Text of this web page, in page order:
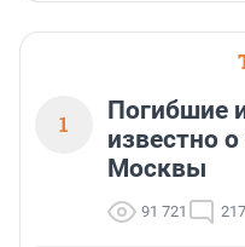
1
Погибшие
известно
Москвы
91 721 217